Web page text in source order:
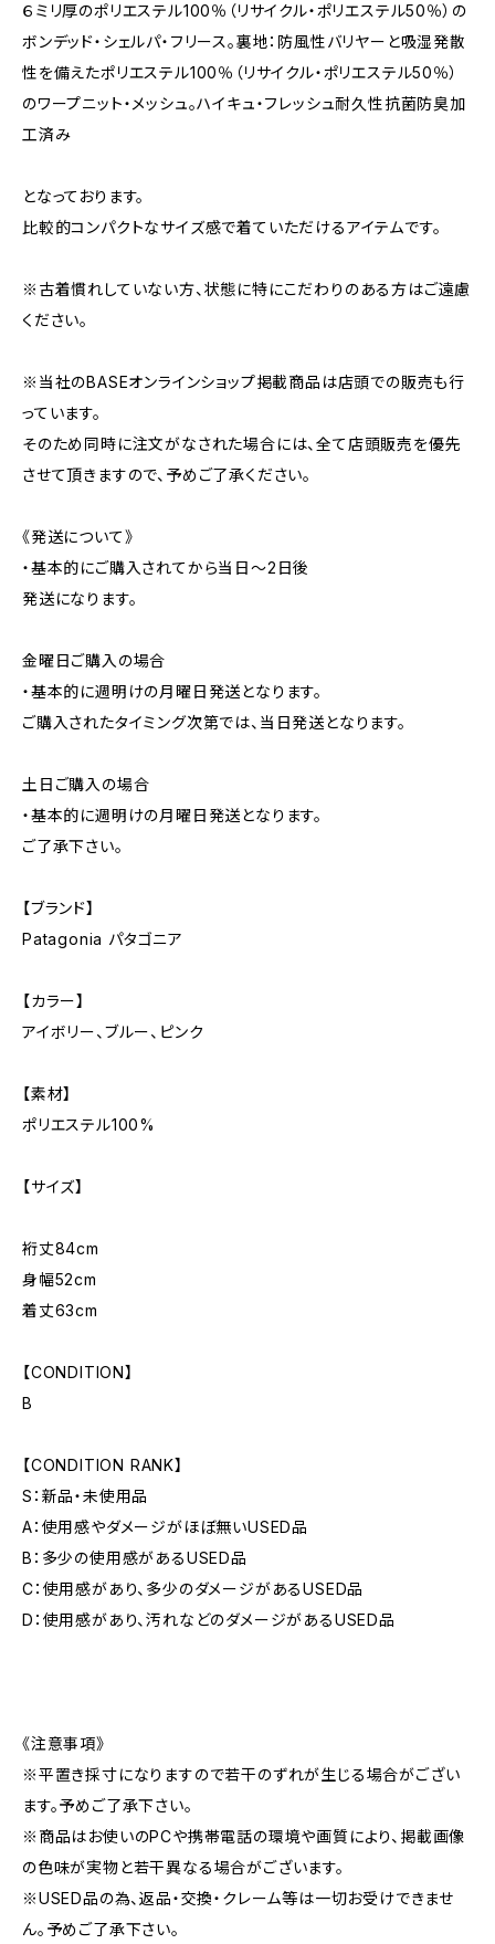
６ミリ厚のポリエステル100％（リサイクル・ポリエステル50％）の
ボンデッド・シェルパ・フリース。裏地：防風性バリヤーと吸湿発散
性を備えたポリエステル100％（リサイクル・ポリエステル50％）
のワープニット・メッシュ。ハイキュ・フレッシュ耐久性抗菌防臭加
工済み
となっております。
比較的コンパクトなサイズ感で着ていただけるアイテムです。
※古着慣れしていない方、状態に特にこだわりのある方はご遠慮
ください。
※当社のBASEオンラインショップ掲載商品は店頭での販売も行
っています。
そのため同時に注文がなされた場合には、全て店頭販売を優先
させて頂きますので、予めご了承ください。
《発送について》
・基本的にご購入されてから当日〜2日後
発送になります。
金曜日ご購入の場合
・基本的に週明けの月曜日発送となります。
ご購入されたタイミング次第では、当日発送となります。
土日ご購入の場合
・基本的に週明けの月曜日発送となります。
ご了承下さい。
【ブランド】
Patagonia パタゴニア
【カラー】
アイボリー、ブルー、ピンク
【素材】
ポリエステル100%
【サイズ】
裄丈84cm
身幅52cm
着丈63cm
【CONDITION】
B
【CONDITION RANK】
S：新品・未使用品
A：使用感やダメージがほぼ無いUSED品
B：多少の使用感があるUSED品
C：使用感があり、多少のダメージがあるUSED品
D：使用感があり、汚れなどのダメージがあるUSED品
《注意事項》
※平置き採寸になりますので若干のずれが生じる場合がござい
ます。予めご了承下さい。
※商品はお使いのPCや携帯電話の環境や画質により、掲載画像
の色味が実物と若干異なる場合がございます。
※USED品の為、返品・交換・クレーム等は一切お受けできませ
ん。予めご了承下さい。